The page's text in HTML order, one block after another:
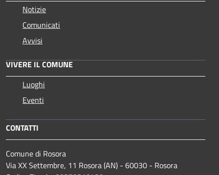
Notizie
Comunicati
Avvisi
VIVERE IL COMUNE
Luoghi
Eventi
CONTATTI
Comune di Rosora
Via XX Settembre, 11 Rosora (AN) - 60030 - Rosora